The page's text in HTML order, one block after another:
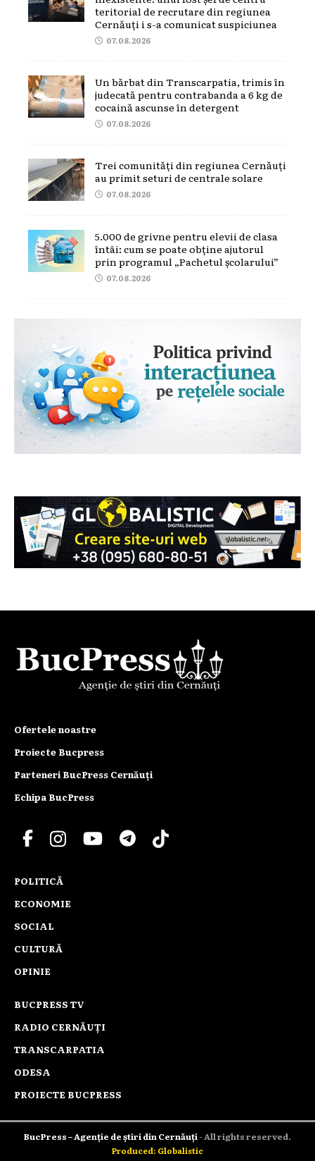
teritorial de recrutare din regiunea
Cernăuți i s-a comunicat suspiciunea
07.08.2026
Un bărbat din Transcarpatia, trimis în
judecată pentru contrabanda a 6 kg de
cocaină ascunse în detergent
07.08.2026
Trei comunități din regiunea Cernăuți
au primit seturi de centrale solare
07.08.2026
5.000 de grivne pentru elevii de clasa
întâi: cum se poate obține ajutorul
prin programul „Pachetul școlarului”
07.08.2026
Ofertele noastre
Proiecte Bucpress
Parteneri BucPress Cernăuți
Echipa BucPress
POLITICĂ
ECONOMIE
SOCIAL
CULTURĂ
OPINIE
BUCPRESS TV
RADIO CERNĂUȚI
TRANSCARPATIA
ODESA
PROIECTE BUCPRESS
BucPress – Agenție de știri din Cernăuți- All rights reserved.
Produced: Globalistic